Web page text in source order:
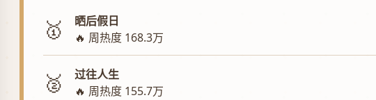
🥇
晒后假日
🔥 周热度 168.3万
🥈
过往人生
🔥 周热度 155.7万